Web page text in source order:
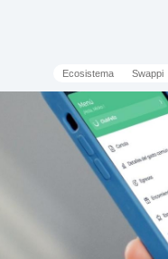
Ecosistema Swappi